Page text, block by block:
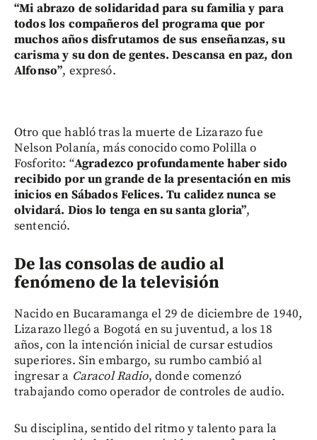
“Mi abrazo de solidaridad para su familia y para
todos los compañeros del programa que por
muchos años disfrutamos de sus enseñanzas, su
carisma y su don de gentes. Descansa en paz, don
Alfonso”, expresó.
Otro que habló tras la muerte de Lizarazo fue
Nelson Polanía, más conocido como Polilla o
Fosforito: “Agradezco profundamente haber sido
recibido por un grande de la presentaciónen mis
inicios en Sábados Felices. Tu calidez nunca se
olvidará. Dios lo tenga en su santa gloria”,
sentenció.
De las consolas de audio al
fenómeno de la televisión
Nacido en Bucaramanga el 29 de diciembre de 1940,
Lizarazo llegó a Bogotá en su juventud, a los 18
años, con la intención inicial de cursar estudios
superiores. Sin embargo, su rumbo cambió al
ingresar a Caracol Radio, donde comenzó
trabajando como operador de controles de audio.
Su disciplina, sentido del ritmo y talento para la